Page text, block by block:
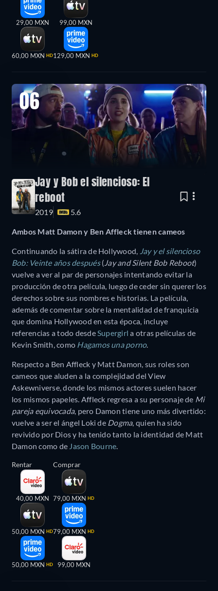
29,00 MXN
60,00 MXN HD
99,00 MXN
129,00 MXN HD
06
Jay y Bob el silencioso: El
reboot
2019 5.6
Ambos Matt Damon y Ben Affleck tienen cameos
Continuando la sátira de Hollywood, Jay y el silencioso
Bob: Veinte años después(Jay and Silent Bob Reboot)
vuelve a ver al par de personajes intentando evitar la
producción de otra película, luego de ceder sin querer los
derechos sobre sus nombres e historias. La película,
además de comentar sobre la mentalidad de franquicia
que domina Hollywood en esta época, incluye
referencias a todo desdeSupergirl a otras películas de
Kevin Smith, como Hagamos una porno.
Respecto a Ben Affleck y Matt Damon, sus roles son
cameos que aluden a la complejidad del View
Askewniverse, donde los mismos actores suelen hacer
los mismos papeles. Affleck regresa a su personaje de Mi
pareja equivocada, pero Damon tiene uno más divertido:
vuelve a ser el ángel Loki de Dogma, quien ha sido
revivido por Dios y ha tenido tanto la identidad de Matt
Damon como de Jason Bourne.
Rentar
40,00 MXN
50,00 MXN HD
50,00 MXN HD
Comprar
79,00 MXN HD
79,00 MXN HD
99,00 MXN